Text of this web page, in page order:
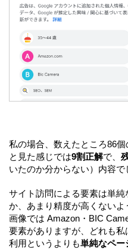
私の場合、数えたところ86
と見た感じでは9割正解で、
いたのか分からない）内容で
サイト訪問による要素は単
か、あまり精度が高くない
画像では Amazon・BIC
要素がありますが、どれも私
利用というよりも単純なペー